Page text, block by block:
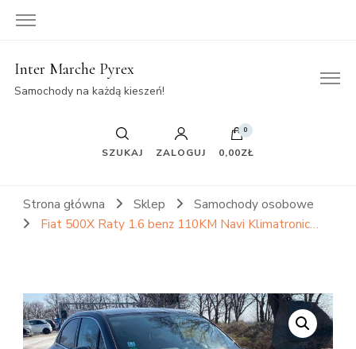
Inter Marche Pyrex
Samochody na każdą kieszeń!
SZUKAJ ZALOGUJ
0
0,00ZŁ
Strona główna Sklep
Samochody osobowe
Fiat 500X Raty 1.6 benz 110KM Navi Klimatronic…